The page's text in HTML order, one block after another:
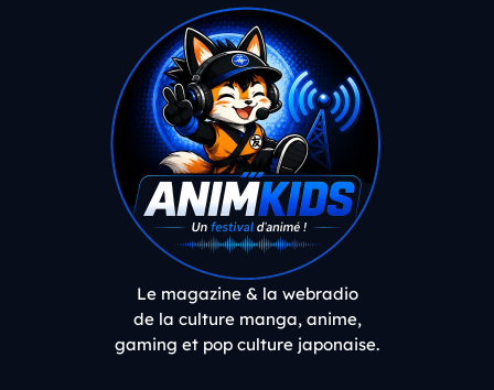
Le magazine & la webradio
de la culture manga, anime,
gaming et pop culture japonaise.